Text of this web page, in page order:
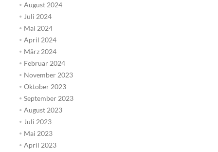
August 2024
Juli 2024
Mai 2024
April 2024
März 2024
Februar 2024
November 2023
Oktober 2023
September 2023
August 2023
Juli 2023
Mai 2023
April 2023